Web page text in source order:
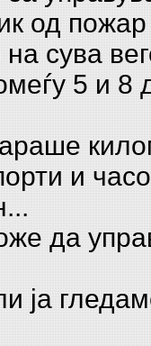
од
сува
5 и 8
и
да
ја